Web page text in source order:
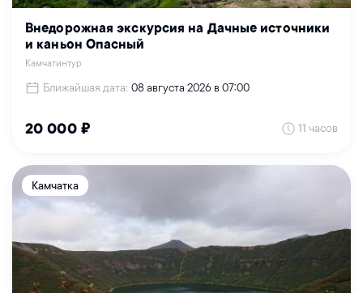
Внедорожная экскурсия на Дачные источники
и каньон Опасный
Камчатинтур
Ближайшая дата: 08 августа 2026 в 07:00
20 000 ₽ 11 часов
Камчатка